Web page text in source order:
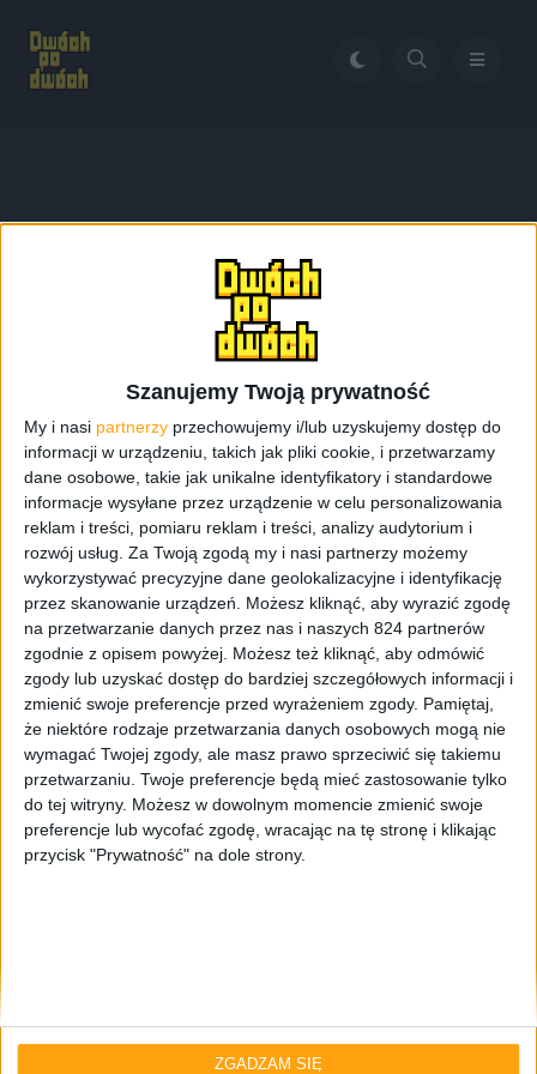
Szanujemy Twoją prywatność
My i nasi partnerzy przechowujemy i/lub uzyskujemy dostęp do
informacji w urządzeniu, takich jak pliki cookie, i przetwarzamy
dane osobowe, takie jak unikalne identyfikatory i standardowe
informacje wysyłane przez urządzenie w celu personalizowania
reklam i treści, pomiaru reklam i treści, analizy audytorium i
rozwój usług. Za Twoją zgodą my i nasi partnerzy możemy
wykorzystywać precyzyjne dane geolokalizacyjne i identyfikację
przez skanowanie urządzeń. Możesz kliknąć, aby wyrazić zgodę
na przetwarzanie danych przez nas i naszych 824 partnerów
zgodnie z opisem powyżej. Możesz też kliknąć, aby odmówić
zgody lub uzyskać dostęp do bardziej szczegółowych informacji i
zmienić swoje preferencje przed wyrażeniem zgody. Pamiętaj,
że niektóre rodzaje przetwarzania danych osobowych mogą nie
wymagać Twojej zgody, ale masz prawo sprzeciwić się takiemu
przetwarzaniu. Twoje preferencje będą mieć zastosowanie tylko
do tej witryny. Możesz w dowolnym momencie zmienić swoje
preferencje lub wycofać zgodę, wracając na tę stronę i klikając
przycisk "Prywatność" na dole strony.
ZGADZAM SIĘ
Philips LatteGo
Opinie AGD i RTV
Ekspres Philips LatteGo EP4349/70.
Opinia po czterech miesiącach i ponad
200 kawach